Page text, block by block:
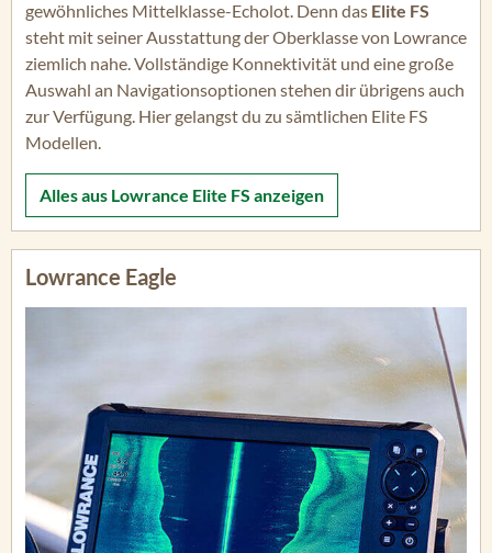
gewöhnliches Mittelklasse-Echolot. Denn das Elite FS
steht mit seiner Ausstattung der Oberklasse von Lowrance
ziemlich nahe. Vollständige Konnektivität und eine große
Auswahl an Navigationsoptionen stehen dir übrigens auch
zur Verfügung. Hier gelangst du zu sämtlichen Elite FS
Modellen.
Alles aus Lowrance Elite FS anzeigen
Lowrance Eagle